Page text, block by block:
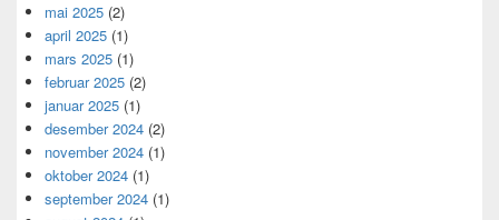
mai 2025 (2)
april 2025 (1)
mars 2025 (1)
februar 2025 (2)
januar 2025 (1)
desember 2024 (2)
november 2024 (1)
oktober 2024 (1)
september 2024 (1)